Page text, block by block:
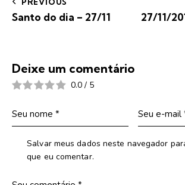
Santo do dia – 27/11
27/11/
Deixe um comentário
0.0 / 5
Salvar meus dados neste navegador
que eu comentar.